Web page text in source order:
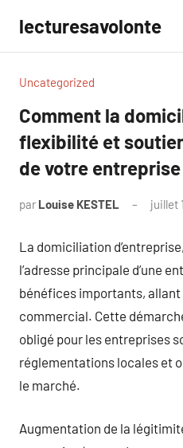
contenu
lecturesavolonte
Uncategorized
Comment la
flexibilité et
de votre entreprise
par Louise KESTEL juillet
La domiciliation
l’adresse principale d’une
bénéfices importants, allant
commercial. Cette
obligé pour les entreprises
réglementations locales et
le marché.
Augmentation de la